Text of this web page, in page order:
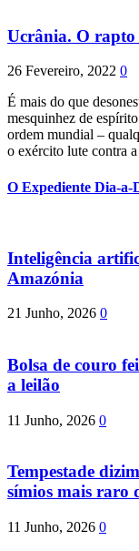
Ucrânia. O
26 Fevereiro, 2022 0
É mais do que
mesquinhez de
ordem mundial –
o exército lute contra
O Expediente Dia-a-
Inteligência
Amazónia
21 Junho, 2026 0
Bolsa de couro
a leilão
11 Junho, 2026 0
Tempestade
símios mais raro
11 Junho, 2026 0